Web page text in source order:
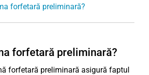
forfetară preliminară?
forfetară preliminară?
forfetară preliminară asigură faptul